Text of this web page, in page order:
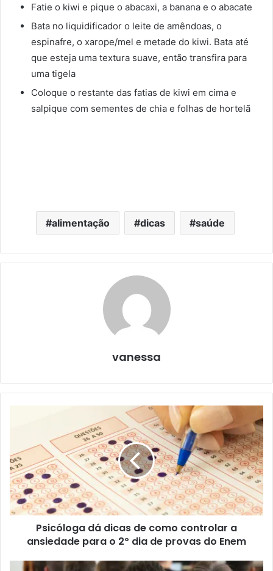
Fatie o kiwi e pique o abacaxi, a banana e o abacate
Bata no liquidificador o leite de amêndoas, o
espinafre, o xarope/mel e metade do kiwi. Bata até
que esteja uma textura suave, então transfira para
uma tigela
Coloque o restante das fatias de kiwi em cima e
salpique com sementes de chia e folhas de hortelã
alimentação dicas saúde
vanessa
Psicóloga dá dicas de como controlar a
ansiedade para o 2º dia de provas do Enem